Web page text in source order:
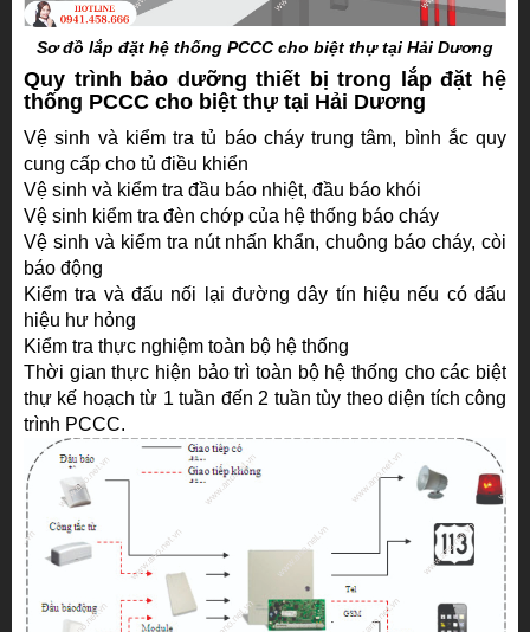
Sơ đồ lắp đặt hệ thống PCCC cho biệt thự tại Hải Dương
Quy trình bảo dưỡng thiết bị trong lắp đặt hệ
thống PCCC cho biệt thự tại Hải Dương
Vệ sinh và kiểm tra tủ báo cháy trung tâm, bình ắc quy
cung cấp cho tủ điều khiển
Vệ sinh và kiểm tra đầu báo nhiệt, đầu báo khói
Vệ sinh kiểm tra đèn chớp của hệ thống báo cháy
Vệ sinh và kiểm tra nút nhấn khẩn, chuông báo cháy, còi
báo động
Kiểm tra và đấu nối lại đường dây tín hiệu nếu có dấu
hiệu hư hỏng
Kiểm tra thực nghiệm toàn bộ hệ thống
Thời gian thực hiện bảo trì toàn bộ hệ thống cho các biệt
thự kế hoạch từ 1 tuần đến 2 tuần tùy theo diện tích công
trình PCCC.